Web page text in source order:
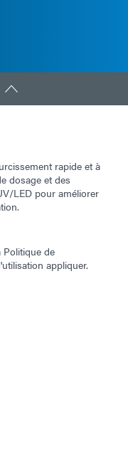
rapide et à
dosage et des
LED pour améliorer
Politique de
appliquer.